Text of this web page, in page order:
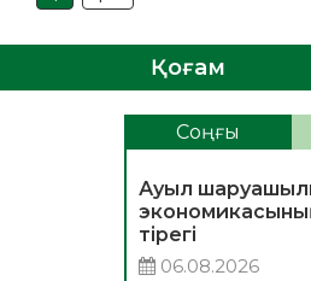
Қоғам
Соңғы
Ауыл
экономикасының
тірегі
06.08.2026